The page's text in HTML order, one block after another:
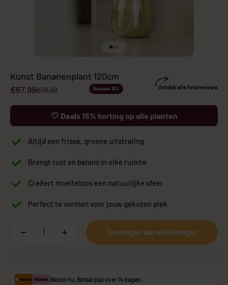
Kunst Bananenplant 120cm
Aanbiedingsprijs
€67,99Normale prijs
€79,99 Bespaar 15% Ontdek alle fotoreviews
🤍 Deals 15% korting op alle planten
Altijd een frisse, groene uitstraling
Brengt rust en balans in elke ruimte
Creëert moeiteloos een natuurlijke sfeer
Perfect te vormen voor jouw gekozen plek
Toevoegen aan winkelwagen
Bestel nu, Betaal pas over 14 dagen.